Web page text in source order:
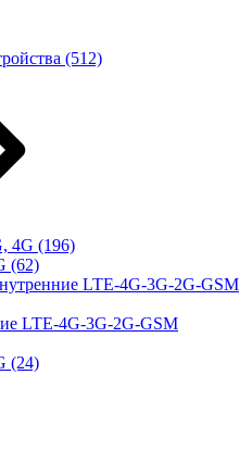
(512)
4G (196)
(62)
LTE-4G-3G-2G-GSM
LTE-4G-3G-2G-GSM
(24)